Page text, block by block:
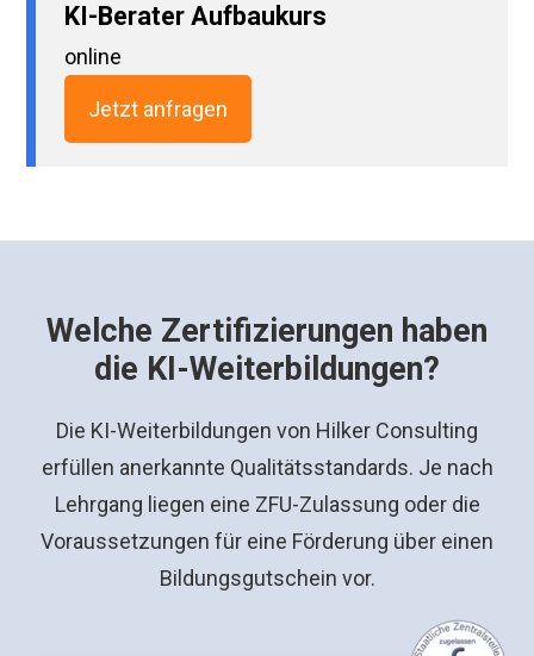
KI-Berater Aufbaukurs
online
Jetzt anfragen
Welche Zertifizierungen haben
die KI-Weiterbildungen?
Die KI-Weiterbildungen von Hilker Consulting
erfüllen anerkannte Qualitätsstandards. Je nach
Lehrgang liegen eine ZFU-Zulassung oder die
Voraussetzungen für eine Förderung über einen
Bildungsgutschein vor.